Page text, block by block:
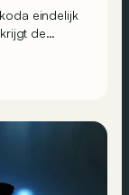
eindelijk
de